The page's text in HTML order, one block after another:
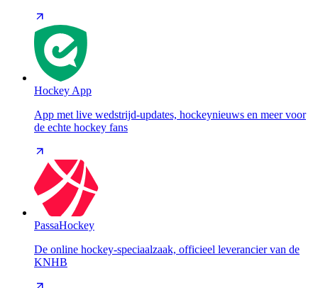
Hockey App
App met live wedstrijd-updates, hockeynieuws en meer voor
de echte hockey fans
PassaHockey
De online hockey-speciaalzaak, officieel leverancier van de
KNHB